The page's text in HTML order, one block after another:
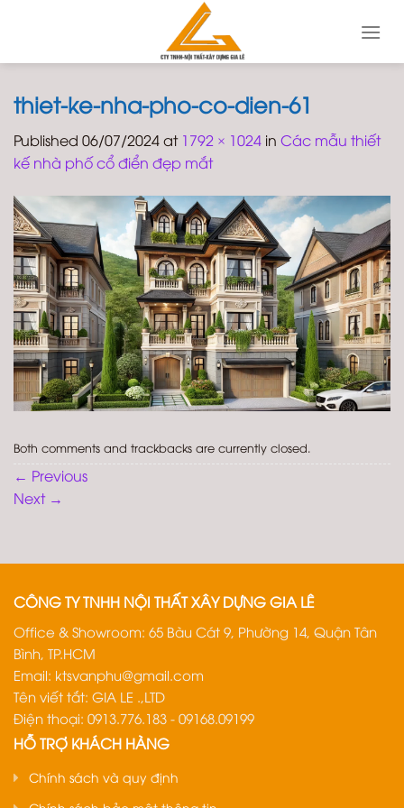
thiet-ke-nha-pho-co-dien-61
Published 06/07/2024at 1792 × 1024 in Các mẫu thiết
kế nhà phố cổ điển đẹp mắt
Both comments and trackbacks are currently closed.
← Previous
Next →
CÔNG TY TNHH NỘI THẤT XÂY DỰNG GIA LÊ
Office & Showroom: 65 Bàu Cát 9, Phường 14, Quận Tân
Bình, TP.HCM
Email: ktsvanphu@gmail.com
Tên viết tắt: GIA LE .,LTD
Điện thoại: 0913.776.183 - 09168.09199
HỖ TRỢ KHÁCH HÀNG
Chính sách và quy định